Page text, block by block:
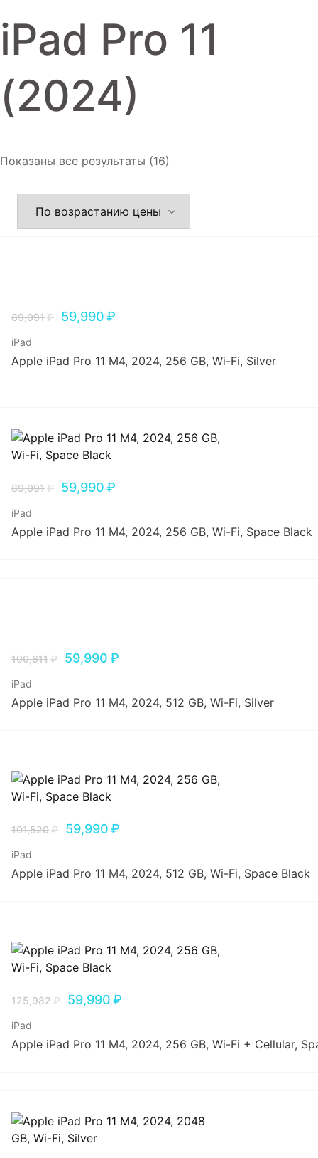
Аксессуары
iPad Pro 11
(2024)
Показаны все результаты (16)
89,091₽ 59,990₽
iPad
Apple iPad Pro 11 M4, 2024, 256 GB, Wi-Fi, Silver
89,091₽ 59,990₽
iPad
Apple iPad Pro 11 M4, 2024, 256 GB, Wi-Fi, Space Black
100,611₽ 59,990₽
iPad
Apple iPad Pro 11 M4, 2024, 512 GB, Wi-Fi, Silver
101,520₽ 59,990₽
iPad
Apple iPad Pro 11 M4, 2024, 512 GB, Wi-Fi, Space Black
125,982₽ 59,990₽
iPad
Apple iPad Pro 11 M4, 2024, 256 GB, Wi-Fi + Cellular,